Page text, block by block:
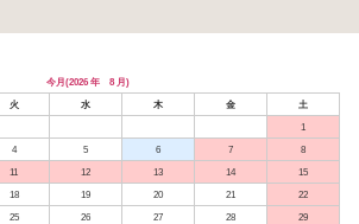
今月(2026 年 8 月)
火 水 木 金
土
1
4 5 6 7
8
11 12 13 14
15
18 19 20 21
22
25 26 27 28
29